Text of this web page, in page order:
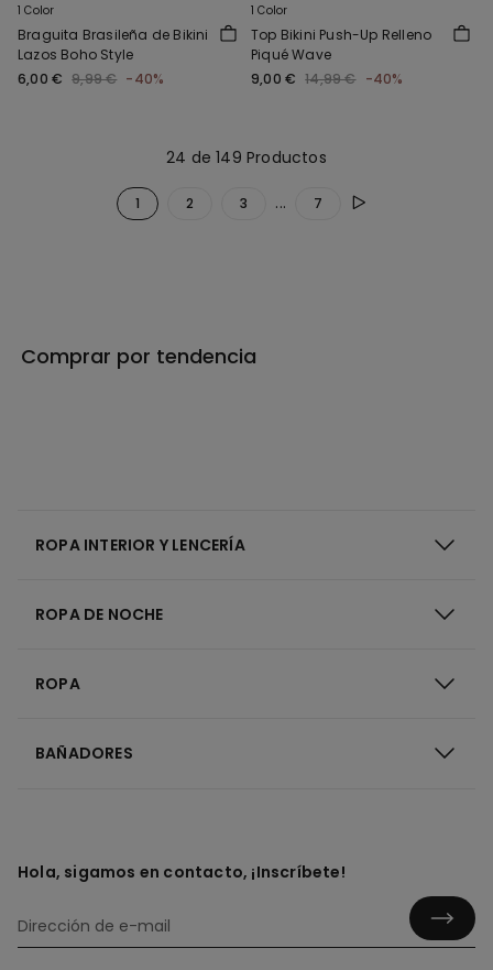
1 Color
Braguita Brasileña de Bikini
Lazos Boho Style
6,00 € 9,99 € -40%
1 Color
Top Bikini Push-Up Relleno
Piqué Wave
9,00 € 14,99 € -40%
24 de 149 Productos
1 2 3 ... 7
Comprar por tendencia
ROPA INTERIOR Y LENCERÍA
ROPA DE NOCHE
ROPA
BAÑADORES
Hola, sigamos en contacto, ¡Inscríbete!